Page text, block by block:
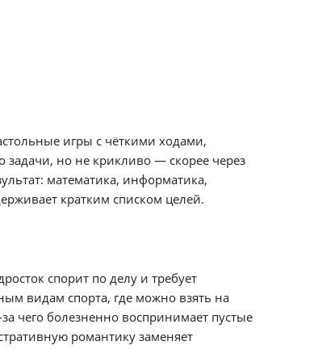
игры с чёткими ходами,
задачи, но не крикливо — скорее через
математика, информатика,
кратким списком целей.
спорит по делу и требует
видам спорта, где можно взять на
чего болезненно воспринимает пустые
романтику заменяет